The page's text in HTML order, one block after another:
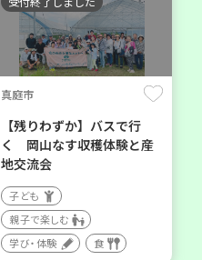
真庭市
【残りわずか】バスで行
く 岡山なす収穫体験と産
地交流会
子ども
親子で楽しむ
学び・体験
食